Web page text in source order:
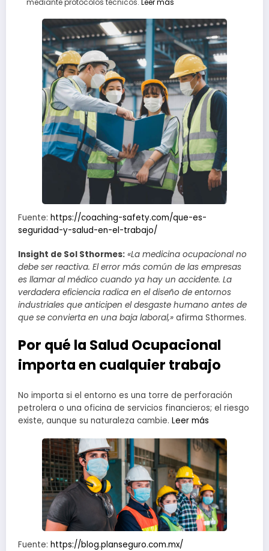
Fuente: https://coaching-safety.com/que-es-
seguridad-y-salud-en-el-trabajo/
Insight de Sol Sthormes: «La medicina ocupacional no
debe ser reactiva. El error más común de las empresas
es llamar al médico cuando ya hay un accidente. La
verdadera eficiencia radica en el diseño de entornos
industriales que anticipen el desgaste humano antes de
que se convierta en una baja laboral,» afirma Sthormes.
Por qué la Salud Ocupacional
importa en cualquier trabajo
No importa si el entorno es una torre de perforación
petrolera o una oficina de servicios financieros; el riesgo
existe, aunque su naturaleza cambie. Leer más
Fuente: https://blog.planseguro.com.mx/